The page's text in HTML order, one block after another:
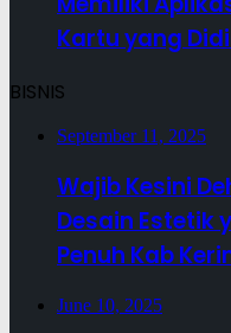
Kartu yang
BISNIS
September 11, 2025
Wajib Kesini
Desain Estetik
Penuh Kab
June 10, 2025